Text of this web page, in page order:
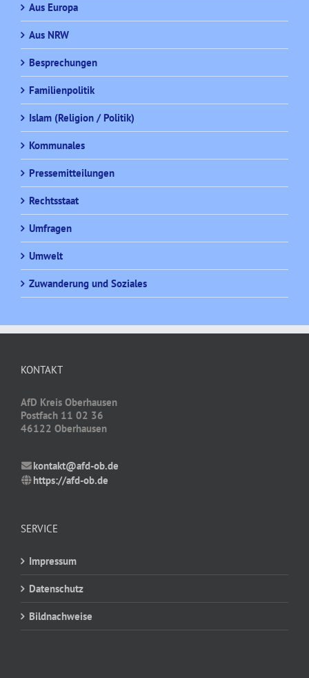
Aus Europa
Aus NRW
Besprechungen
Familienpolitik
Islam (Religion / Politik)
Kommunales
Pressemitteilungen
Rechtsstaat
Umfragen
Umwelt
Zuwanderung und Soziales
KONTAKT
AfD Kreis Oberhausen
Postfach 11 02 36
46122 Oberhausen
kontakt@afd-ob.de
https://afd-ob.de
SERVICE
Impressum
Datenschutz
Bildnachweise